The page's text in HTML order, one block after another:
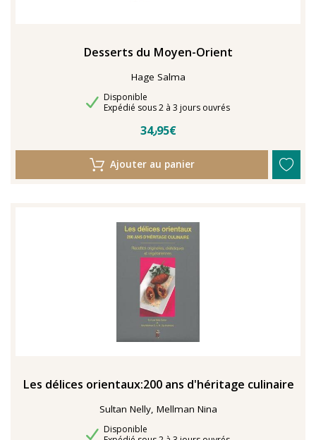
Desserts du Moyen-Orient
Hage Salma
Disponibilité
Disponible
Délais de livraison
Expédié sous 2 à 3 jours ouvrés
34٫95€
Ajouter au panier
Les délices orientaux:200 ans d'héritage culinaire
Sultan Nelly, Mellman Nina
Disponibilité
Disponible